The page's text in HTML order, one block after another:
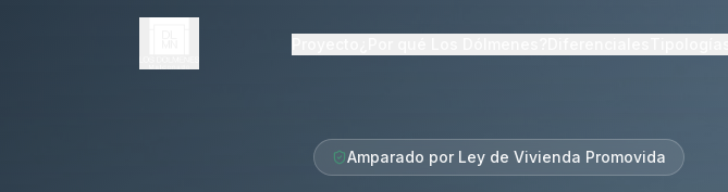
Amparado por Ley de Vivienda Promovida